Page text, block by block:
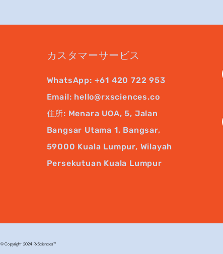
カスタマーサービス
WhatsApp: +61 420 722 953
Email: hello@rxsciences.co
住所: Menara UOA, 5, Jalan
Bangsar Utama 1, Bangsar,
59000 Kuala Lumpur, Wilayah
Persekutuan Kuala Lumpur
© Copyright 2024 RxSciences™